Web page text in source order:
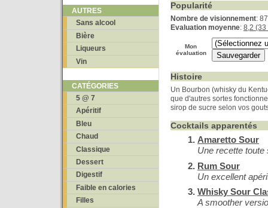
AUTRES
Sans alcool
Bière
Liqueurs
Vin
CATÉGORIES
5 @ 7
Apéritif
Bleu
Chaud
Classique
Dessert
Digestif
Faible en calories
Filles
Popularité
Nombre de visionnement:
Evaluation moyenne: 8,2
Mon
évaluation
Histoire
Un Bourbon (whisky du
que d'autres sortes
sirop de sucre selon vos
Cocktails apparentés
Amaretto Sour
Une recette
Rum Sour
Un excellent
Whisky Sour
A smoother